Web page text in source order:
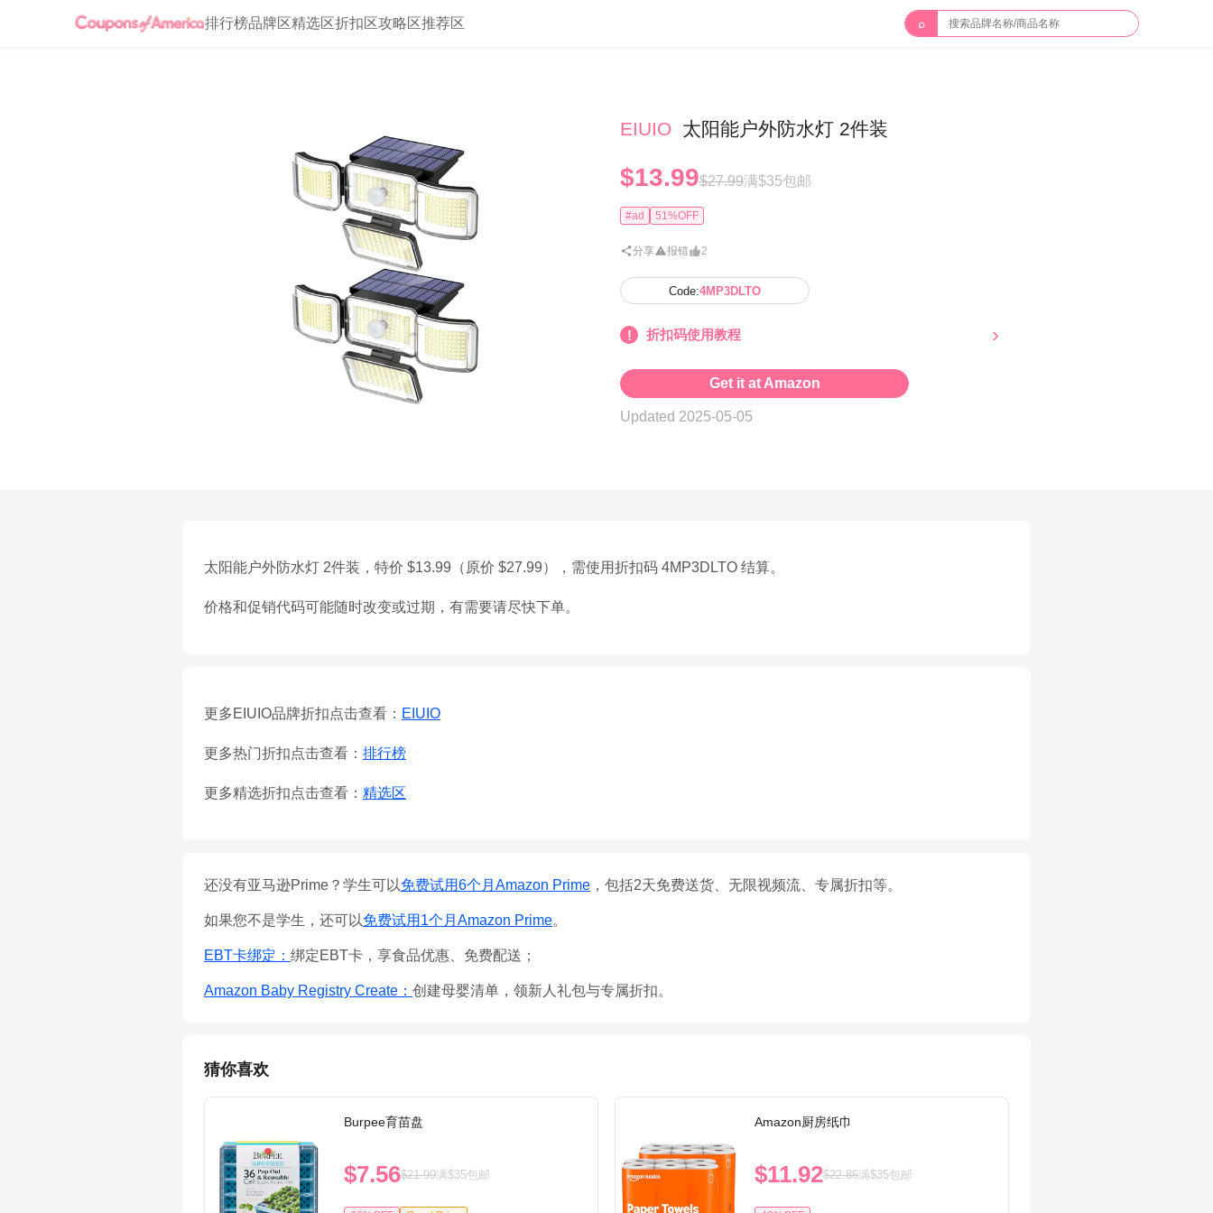
排行榜品牌区精选区折扣区攻略区推荐区 ⌕
EIUIO 太阳能户外防水灯 2件装
$13.99$27.99满$35包邮
#ad 51%OFF
分享 报错 2
Code:4MP3DLTO
折扣码使用教程
Get it at Amazon
Updated 2025-05-05
太阳能户外防水灯 2件装，特价 $13.99（原价 $27.99），需使用折扣码 4MP3DLTO 结算。
价格和促销代码可能随时改变或过期，有需要请尽快下单。
更多EIUIO品牌折扣点击查看： EIUIO
更多热门折扣点击查看： 排行榜
更多精选折扣点击查看： 精选区
还没有亚马逊Prime？学生可以免费试用6个月Amazon Prime ，包括2天免费送货、无限视频流、专属折扣等。
如果您不是学生，还可以免费试用1个月Amazon Prime。
EBT卡绑定： 绑定EBT卡，享食品优惠、免费配送；
Amazon Baby Registry Create： 创建母婴清单，领新人礼包与专属折扣。
猜你喜欢
Burpee育苗盘
$7.56$21.99满$35包邮
Amazon厨房纸巾
$11.92$22.86满$35包邮